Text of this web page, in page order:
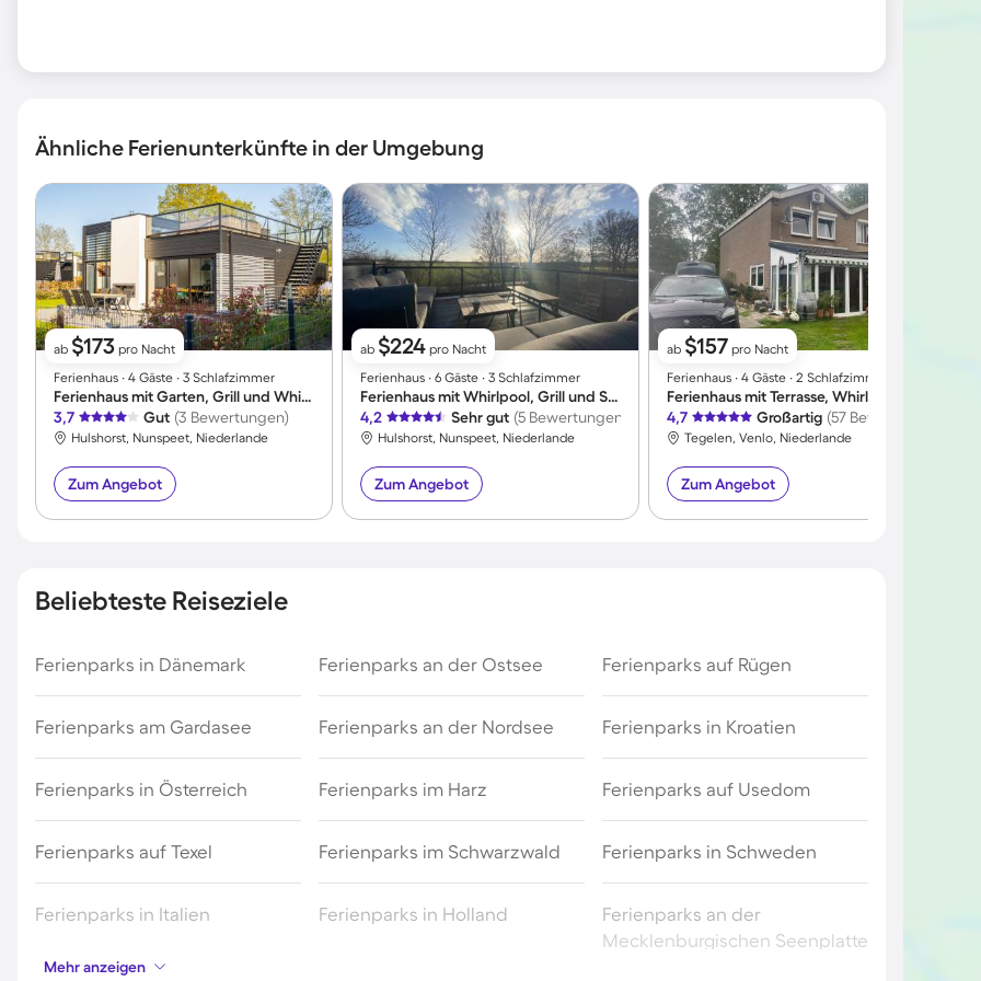
Ähnliche Ferienunterkünfte in der Umgebung
ab $173 pro Nacht
Ferienhaus ∙ 4 Gäste ∙ 3 Schlafzimmer
Ferienhaus mit Garten, Grill und Whirlpool | Panoramablick
3,7
Gut (3 Bewertungen)
Hulshorst, Nunspeet, Niederlande
Zum Angebot
ab $224 pro Nacht
Ferienhaus ∙ 6 Gäste ∙ 3 Schlafzimmer
Ferienhaus mit Whirlpool, Grill und Sauna | Meerblick
4,2
Sehr gut (5 Bewertungen)
Hulshorst, Nunspeet, Niederlande
Zum Angebot
ab $157 pro Nacht
Ferienhaus ∙ 4 Gäste ∙ 2 Schlafzimmer
4,7
Großartig (57 Bewertungen)
Tegelen, Venlo, Niederlande
Zum Angebot
Beliebteste Reiseziele
Ferienparks in Dänemark Ferienparks an der Ostsee Ferienparks auf Rügen
Ferienparks am Gardasee Ferienparks an der Nordsee Ferienparks in Kroatien
Ferienparks in Österreich Ferienparks im Harz Ferienparks auf Usedom
Ferienparks auf Texel Ferienparks im Schwarzwald Ferienparks in Schweden
Ferienparks in Italien Ferienparks in Holland
Ferienparks an der
Mecklenburgischen Seenplatte
Mehr anzeigen